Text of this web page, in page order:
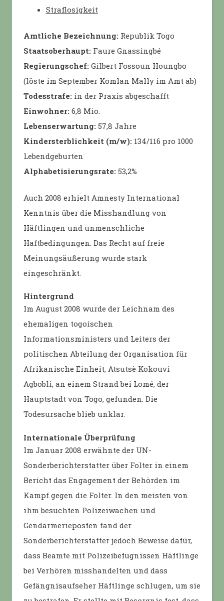
Straflosigkeit
Amtliche Bezeichnung:Republik Togo
Staatsoberhaupt:Faure Gnassingbé
Regierungschef:Gilbert Fossoun Houngbo
(löste im September Komlan Mally im Amt ab)
Todesstrafe:in der Praxis abgeschafft
Einwohner:6,8 Mio.
Lebenserwartung:57,8 Jahre
Kindersterblichkeit (m/w):134/116 pro 1000
Lebendgeburten
Alphabetisierungsrate:53,2%
Auch 2008 erhielt Amnesty International
Kenntnis über die Misshandlung von
Häftlingen und unmenschliche
Haftbedingungen. Das Recht auf freie
Meinungsäußerung wurde stark
eingeschränkt.
Hintergrund
Im August 2008 wurde der Leichnam des
ehemaligen togoischen
Informationsministers und Leiters der
politischen Abteilung der Organisation für
Afrikanische Einheit, Atsutsè Kokouvi
Agbobli, an einem Strand bei Lomé, der
Hauptstadt von Togo, gefunden. Die
Todesursache blieb unklar.
Internationale Überprüfung
Im Januar 2008 erwähnte der UN-
Sonderberichterstatter über Folter in einem
Bericht das Engagement der Behörden im
Kampf gegen die Folter. In den meisten von
ihm besuchten Polizeiwachen und
Gendarmerieposten fand der
Sonderberichterstatter jedoch Beweise dafür,
dass Beamte mit Polizeibefugnissen Häftlinge
bei Verhören misshandelten und dass
Gefängnisaufseher Häftlinge schlugen, um sie